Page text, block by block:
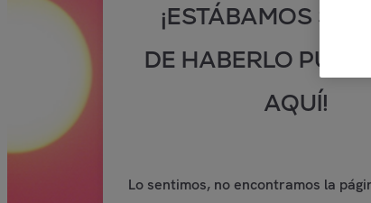
¡ESTÁBAMOS
DE HABERLO
AQUÍ!
Lo sentimos, no encontramos la